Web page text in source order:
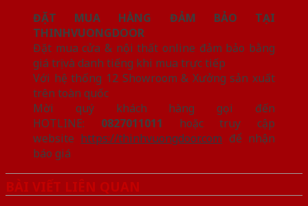
ĐẶT MUA HÀNG ĐẢM BẢO TẠI
THINHVUONGDOOR
Đặt mua cửa & nội thất online đảm bảo bằng
giá trị và danh tiếng khi mua trực tiếp
Với hệ thống 12 Showroom & Xưởng sản xuất
trên toàn quốc
Mời quý khách hàng gọi đến
HOTLINE: 0827011011 hoặc truy cập
website https://thinhvuongdoor.com để nhận
báo giá
BÀI VIẾT LIÊN QUAN